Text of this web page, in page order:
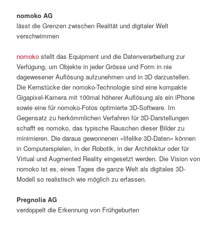
nomoko AG
lässt die Grenzen zwischen Realität und digitaler Welt
verschwimmen
nomoko stellt das Equipment und die Datenverarbeitung zur
Verfügung, um Objekte in jeder Grösse und Form in nie
dagewesener Auflösung aufzunehmen und in 3D darzustellen.
Die Kernstücke der nomoko-Technologie sind eine kompakte
Gigapixel-Kamera mit 100mal höherer Auflösung als ein iPhone
sowie eine für nomoko-Fotos optimierte 3D-Software. Im
Gegensatz zu herkömmlichen Verfahren für 3D-Darstellungen
schafft es nomoko, das typische Rauschen dieser Bilder zu
minimieren. Die daraus gewonnenen «lifelike 3D-Daten» können
in Computerspielen, in der Robotik, in der Architektur oder für
Virtual und Augmented Reality eingesetzt werden. Die Vision von
nomoko ist es, eines Tages die ganze Welt als digitales 3D-
Modell so realistisch wie möglich zu erfassen.
Pregnolia AG
verdoppelt die Erkennung von Frühgeburten